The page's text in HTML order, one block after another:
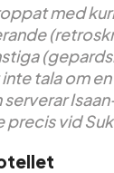
med
tala om
serverar
precis vid